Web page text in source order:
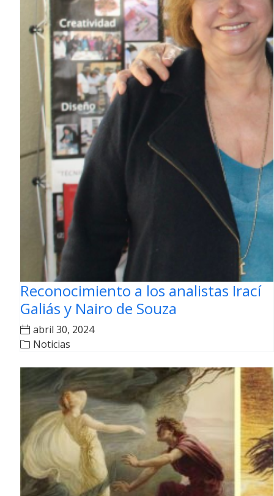
Reconocimiento a los analistas Irací
Galiás y Nairo de Souza
abril 30, 2024
Noticias